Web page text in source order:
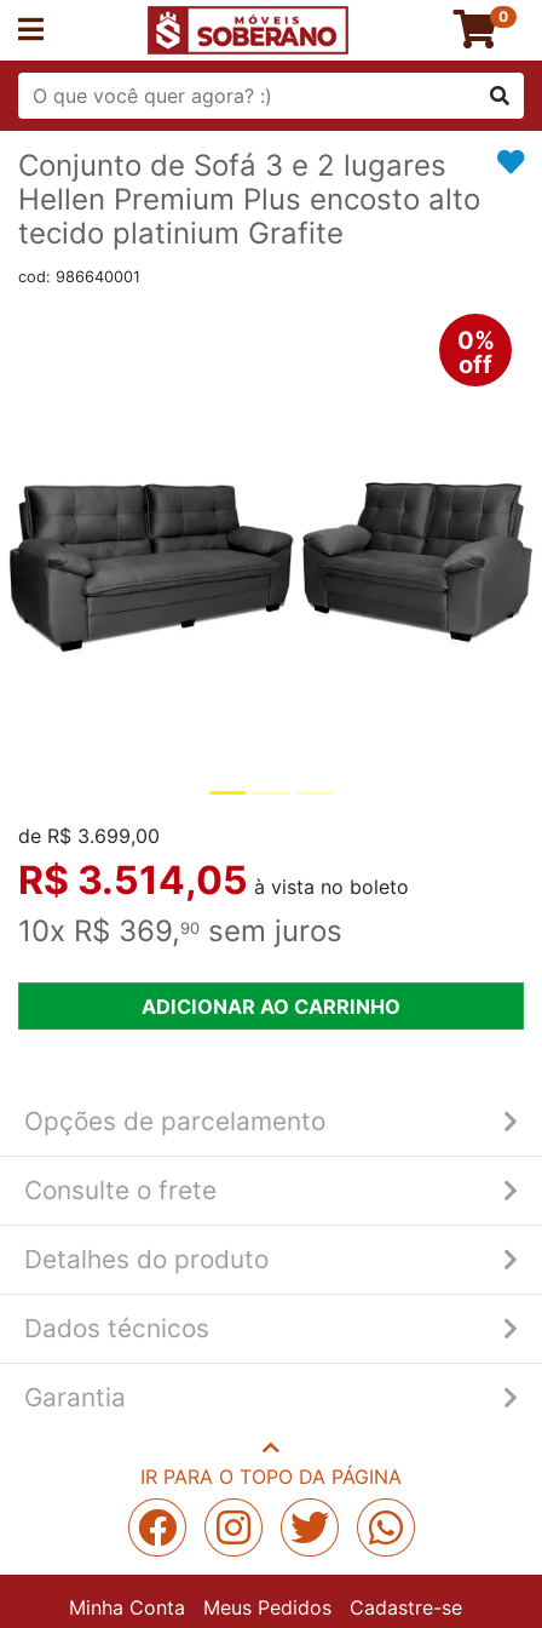
0
Conjunto de Sofá 3 e 2 lugares
Hellen Premium Plus encosto alto
tecido platinium Grafite
cod: 986640001
0%
off
de R$ 3.699,00
R$ 3.514,05 à vista no boleto
10x R$ 369,90 sem juros
ADICIONAR AO CARRINHO
Opções de parcelamento
Consulte o frete
Detalhes do produto
Dados técnicos
Garantia
IR PARA O TOPO DA PÁGINA
Minha Conta Meus Pedidos Cadastre-se